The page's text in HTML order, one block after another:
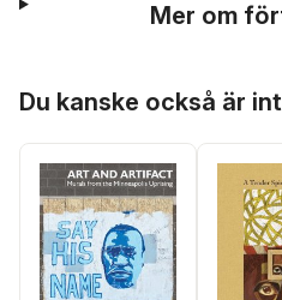
Mer om
Du kanske också är